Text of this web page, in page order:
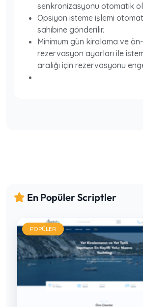
senkronizasyonu otomatik
Opsiyon isteme işlemi
sahibine gönderilir.
Minimum gün kiralama ve
rezervasyon ayarları ile
aralığı için rezervasyonu
En Popüler Scriptler
POPÜLER